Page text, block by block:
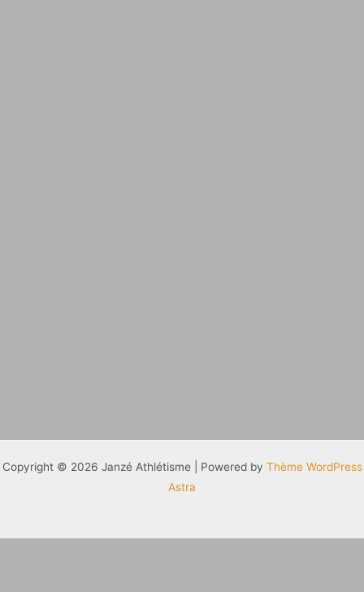
Copyright © 2026 Janzé Athlétisme | Powered by Thème WordPress
Astra